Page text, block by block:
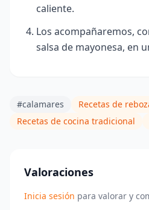
caliente.
Los acompañaremos,
salsa de mayonesa, en
#calamares
Recetas de
Recetas de cocina tradicional
Valoraciones
Inicia sesión para valorar y